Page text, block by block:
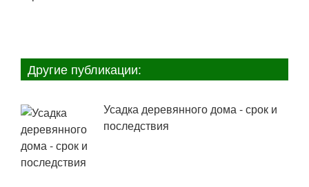
Другие публикации:
Усадка деревянного дома - срок и
последствия